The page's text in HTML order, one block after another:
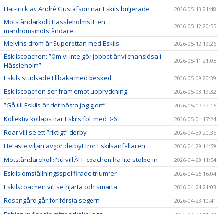
Hat-trick av André Gustafson när Eskils briljerade 2026-05-13 21:48
Motståndarkoll: Hässleholms IF en
mardrömsmotståndare
2026-05-12 20:55
Melvins dröm är Superettan med Eskils 2026-05-12 19:26
Eskilscoachen: ”Om vi inte gör jobbet är vi chanslösa i
Hässleholm”
2026-05-11 21:05
Eskils studsade tillbaka med besked 2026-05-09 20:39
Eskilscoachen ser fram emot uppryckning 2026-05-08 19:32
”Gå till Eskils är det bästa jag gjort” 2026-05-07 22:16
Kollektiv kollaps när Eskils föll med 0-6 2026-05-01 17:24
Roar vill se ett ”riktigt” derby 2026-04-30 20:35
Hetaste viljan avgör derbyt tror Eskilsanfallaren 2026-04-29 14:59
Motståndarekoll: Nu vill ÄFF-coachen ha lite stolpe in 2026-04-28 11:54
Eskils omställningsspel firade triumfer 2026-04-25 16:04
Eskilscoachen vill se hjärta och smärta 2026-04-24 21:03
Rosengård går för första segern 2026-04-23 10:41